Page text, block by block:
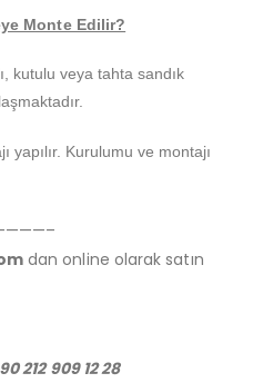
Monte Edilir?
kutulu veya tahta sandık
yapılır. Kurulumu ve montajı
dan online olarak satın
212 909 12 28